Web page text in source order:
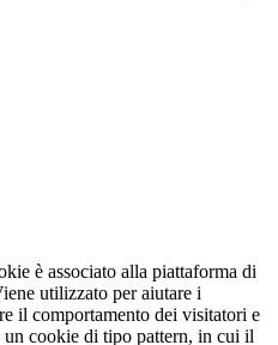
è associato alla piattaforma di
utilizzato per aiutare i
il comportamento dei visitatori e
cookie di tipo pattern, in cui il